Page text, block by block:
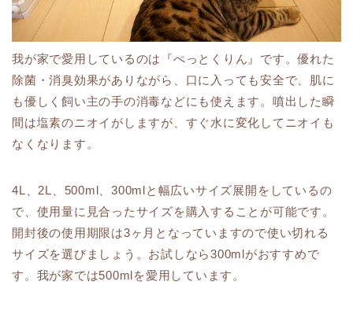
我が家で愛用しているのは『ぺっとくりん』です。優れた
除菌・消臭効果がありながら、口に入っても安全で、肌に
も優しく飼い主の手の消毒などにも使えます。噴出した瞬
間は塩素のニオイがしますが、すぐ水に変化してニオイも
なくなります。
4L、2L、500ml、300mlと幅広いサイズ展開をしているの
で、使用量に見合ったサイズを購入することが可能です。
開封後の使用期限は3ヶ月となっていますので使い切れる
サイズを選びましょう。お試しなら300mlがおすすめで
す。我が家では500mlを愛用しています。